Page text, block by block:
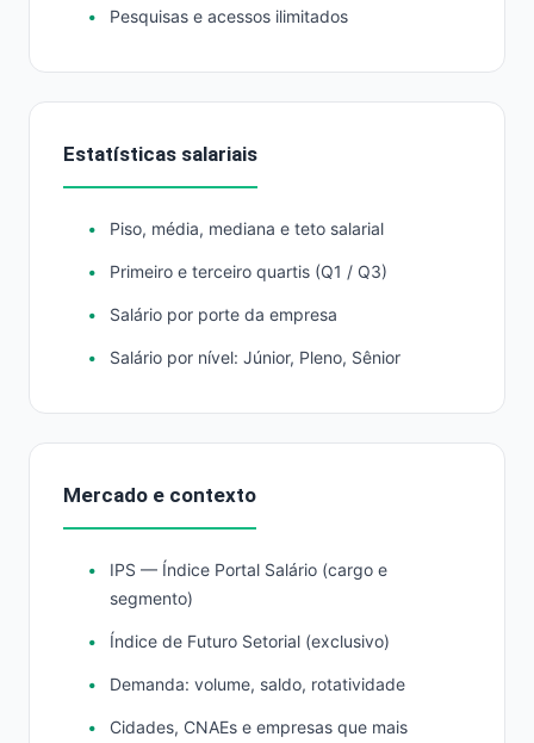
Pesquisas e acessos ilimitados
Estatísticas salariais
Piso, média, mediana e teto salarial
Primeiro e terceiro quartis (Q1 / Q3)
Salário por porte da empresa
Salário por nível: Júnior, Pleno, Sênior
Mercado e contexto
IPS — Índice Portal Salário (cargo e
segmento)
Índice de Futuro Setorial (exclusivo)
Demanda: volume, saldo, rotatividade
Cidades, CNAEs e empresas que mais